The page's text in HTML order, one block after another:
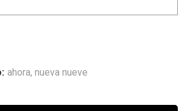
ahora, nueva nueve